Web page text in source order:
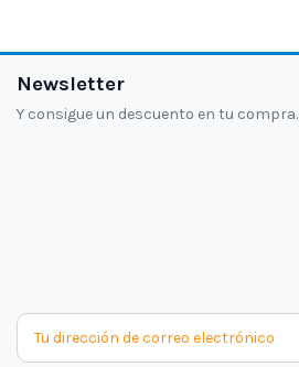
Newsletter
Y consigue un descuento en tu compra.